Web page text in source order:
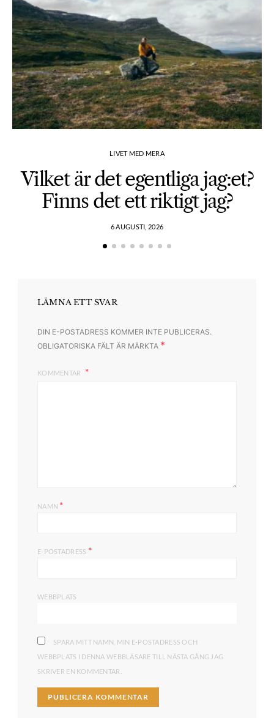
LIVET MED MERA
Vilket är det egentliga jag:et?
Finns det ett riktigt jag?
6 AUGUSTI, 2026
LÄMNA ETT SVAR
DIN E-POSTADRESS KOMMER INTE PUBLICERAS.
OBLIGATORISKA FÄLT ÄR MÄRKTA *
KOMMENTAR
NAMN *
E-POSTADRESS *
WEBBPLATS
SPARA MITT NAMN, MIN E-POSTADRESS OCH
WEBBPLATS I DENNA WEBBLÄSARE TILL NÄSTA GÅNG JAG
SKRIVER EN KOMMENTAR.